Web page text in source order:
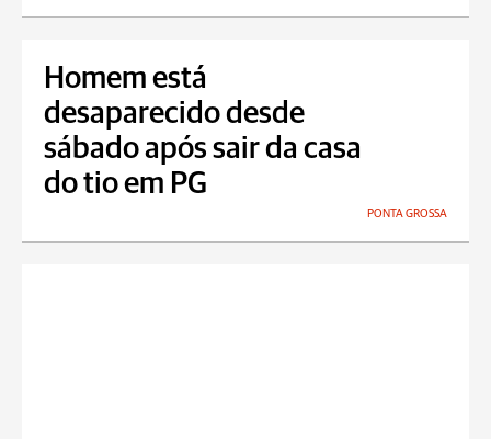
Homem está
desaparecido desde
sábado após sair da casa
do tio em PG
PONTA GROSSA